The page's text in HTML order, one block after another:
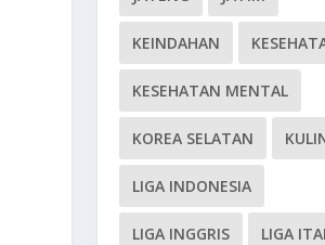
KEINDAHAN
KESEHATAN MENTAL
KOREA SELATAN
LIGA INDONESIA
LIGA INGGRIS LIGA